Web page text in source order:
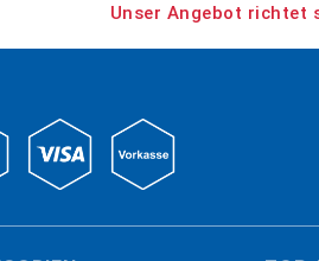
Unser Angebot richtet